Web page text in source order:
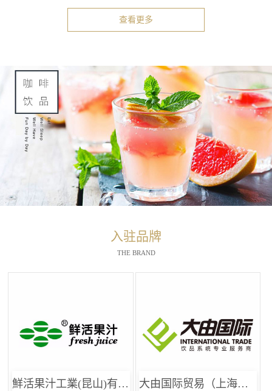
查看更多
入驻品牌
THE BRAND
鮮活果汁工業(昆山)有限公司 大由国际贸易（上海）有限公司